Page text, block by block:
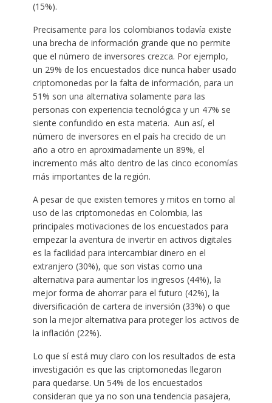
(15%).
Precisamente para los colombianos todavía existe
una brecha de información grande que no permite
que el número de inversores crezca. Por ejemplo,
un 29% de los encuestados dice nunca haber usado
criptomonedas por la falta de información, para un
51% son una alternativa solamente para las
personas con experiencia tecnológica y un 47% se
siente confundido en esta materia. Aun así, el
número de inversores en el país ha crecido de un
año a otro en aproximadamente un 89%, el
incremento más alto dentro de las cinco economías
más importantes de la región.
A pesar de que existen temores y mitos en torno al
uso de las criptomonedas en Colombia, las
principales motivaciones de los encuestados para
empezar la aventura de invertir en activos digitales
es la facilidad para intercambiar dinero en el
extranjero (30%), que son vistas como una
alternativa para aumentar los ingresos (44%), la
mejor forma de ahorrar para el futuro (42%), la
diversificación de cartera de inversión (33%) o que
son la mejor alternativa para proteger los activos de
la inflación (22%).
Lo que sí está muy claro con los resultados de esta
investigación es que las criptomonedas llegaron
para quedarse. Un 54% de los encuestados
consideran que ya no son una tendencia pasajera,